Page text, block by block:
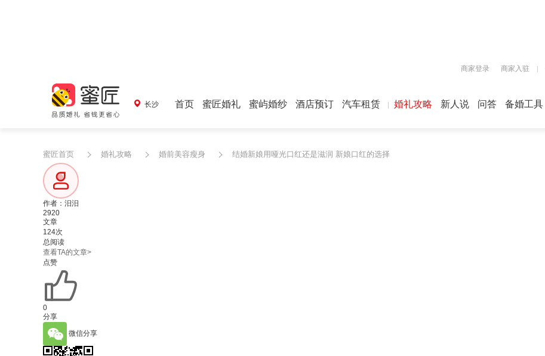
商家登录 商家入驻
长沙 首页 蜜匠婚礼 蜜屿婚纱 酒店预订 汽车租赁 婚礼攻略 新人说 问答 备婚工具
蜜匠首页 婚礼攻略 婚前美容瘦身 结婚新娘用哑光口红还是滋润 新娘口红的选择
作者：汨汨
2920
文章
124次
总阅读
查看TA的文章>
点赞
0
分享
微信分享